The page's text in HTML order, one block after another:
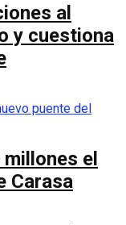
al
y cuestiona
el
Carasa